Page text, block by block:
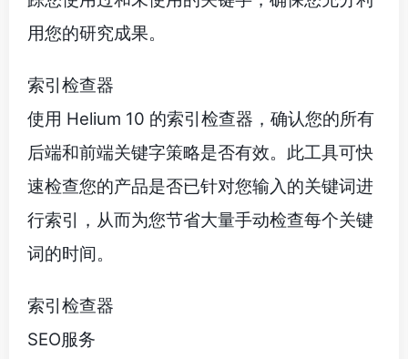
用您的研究成果。
索引检查器
使用 Helium 10 的索引检查器，确认您的所有
后端和前端关键字策略是否有效。此工具可快
速检查您的产品是否已针对您输入的关键词进
行索引，从而为您节省大量手动检查每个关键
词的时间。
索引检查器
SEO服务